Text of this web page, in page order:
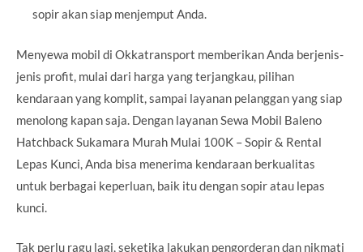
sopir akan siap menjemput Anda.
Menyewa mobil di Okkatransport memberikan Anda berjenis-
jenis profit, mulai dari harga yang terjangkau, pilihan
kendaraan yang komplit, sampai layanan pelanggan yang siap
menolong kapan saja. Dengan layanan Sewa Mobil Baleno
Hatchback Sukamara Murah Mulai 100K – Sopir & Rental
Lepas Kunci, Anda bisa menerima kendaraan berkualitas
untuk berbagai keperluan, baik itu dengan sopir atau lepas
kunci.
Tak perlu ragu lagi, seketika lakukan pengorderan dan nikmati